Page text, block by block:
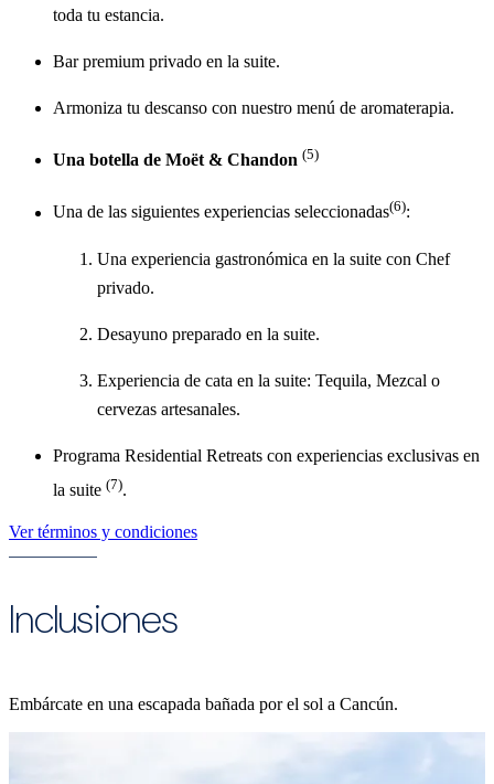
toda tu estancia.
Bar premium privado en la suite.
Armoniza tu descanso con nuestro menú de aromaterapia.
Una botella de Moët & Chandon (5)
Una de las siguientes experiencias seleccionadas(6):
Una experiencia gastronómica en la suite con Chef
privado.
Desayuno preparado en la suite.
Experiencia de cata en la suite: Tequila, Mezcal o
cervezas artesanales.
Programa Residential Retreats con experiencias exclusivas en
la suite (7).
Ver términos y condiciones
Inclusiones
Embárcate en una escapada bañada por el sol a Cancún.